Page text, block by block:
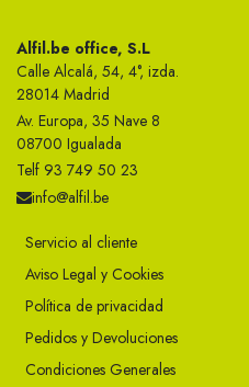
Alfil.be office, S.L
Calle Alcalá, 54, 4°, izda.
28014 Madrid
Av. Europa, 35 Nave 8
08700 Igualada
Telf 93 749 50 23
info@alfil.be
Servicio al cliente
Aviso Legal y Cookies
Política de privacidad
Pedidos y Devoluciones
Condiciones Generales